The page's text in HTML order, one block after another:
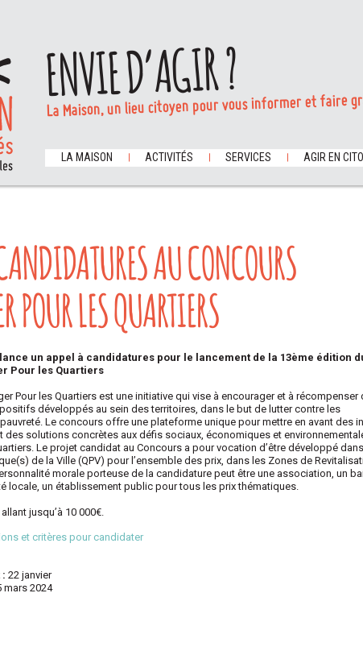
ENVIE D’AGIR ?
La Maison, un lieu citoyen pour vous informer et faire
LA MAISON ACTIVITÉS SERVICES AGIR EN
AU CONCOURS
POUR LES QUARTIERS
un appel à candidatures pour le lancement de la 13ème édition
Pour les Quartiers
Pour les Quartiers est une initiative qui vise à encourager et à récompenser
développés au sein des territoires, dans le but de lutter contre les
Le concours offre une plateforme unique pour mettre en avant des
des solutions concrètes aux défis sociaux, économiques et
Le projet candidat au Concours a pour vocation d’être développé
de la Ville (QPV) pour l’ensemble des prix, dans les Zones de
morale porteuse de la candidature peut être une association, un
locale, un établissement public pour tous les prix thématiques.
jusqu’à 10 000€.
et critères pour candidater
: 22 janvier
mars 2024